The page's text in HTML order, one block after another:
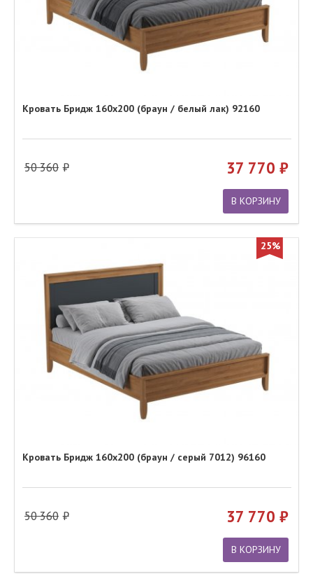
Кровать Бридж 160х200 (браун / белый лак) 92160
50 360 37 770
В КОРЗИНУ
25%
Кровать Бридж 160х200 (браун / серый 7012) 96160
50 360 37 770
В КОРЗИНУ